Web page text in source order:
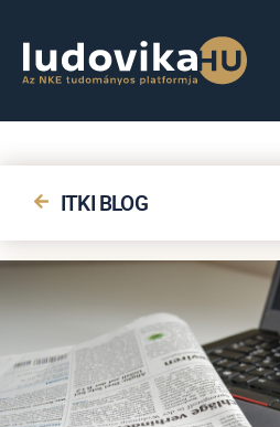
ITKI BLOG